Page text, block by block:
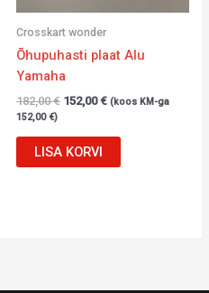
Crosskart wonder
Õhupuhasti plaat Alu
Yamaha
182,00€ 152,00€ (koos KM-ga
152,00 €)
LISA KORVI